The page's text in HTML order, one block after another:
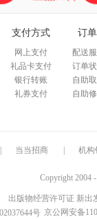
支付方式
网上支付
礼品卡支付
银行转账
礼券支付
订
配送
订单
自助
自助
当当招商 机构
Copyright 2004
出版物经营许可证 新出
京公网安备